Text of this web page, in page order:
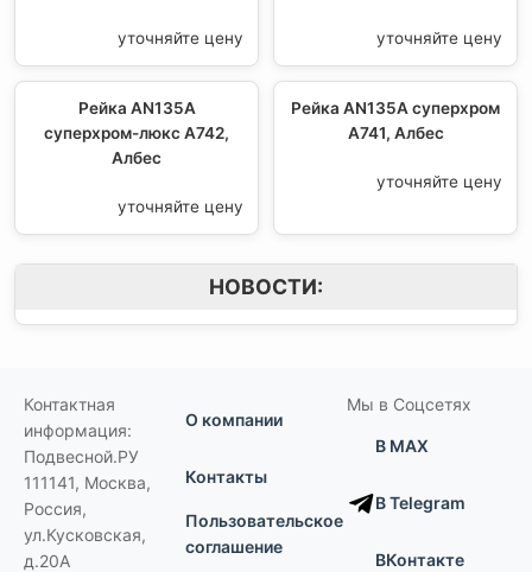
уточняйте цену уточняйте цену
Рейка AN135A
суперхром-люкс А742,
Албес
уточняйте цену
Рейка AN135A суперхром
А741, Албес
уточняйте цену
НОВОСТИ:
Контактная
информация:
Подвесной.РУ
111141, Москва,
Россия,
ул.Кусковская,
д.20А
О компании
Контакты
Пользовательское
соглашение
Мы в Соцсетях
В MAX
В Telegram
ВКонтакте